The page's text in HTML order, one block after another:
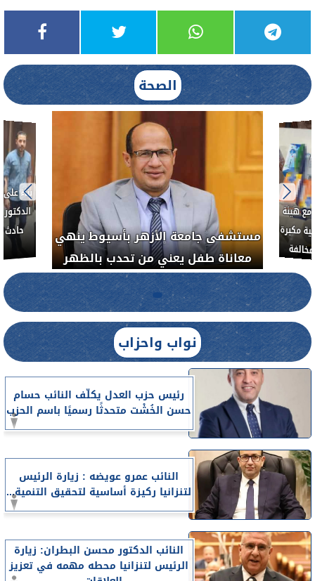
الصحة
العلاج الحر بمنفلوط بالتعاون مع هيئة
الدواء المصرية يشن حملة رقابية مكبرة
لضبط المنشآت الطبية المخالفة.....
خبيث
نواب واحزاب
رئيس حزب العدل يكلّف النائب حسام
حسن الخُشْت متحدثًا رسميًا باسم الحزب
النائب عمرو عويضه : زيارة الرئيس
لتنزانيا ركيزة أساسية لتحقيق التنمية...
النائب الدكتور محسن البطران: زيارة
الرئيس لتنزانيا محطه مهمه في تعزيز